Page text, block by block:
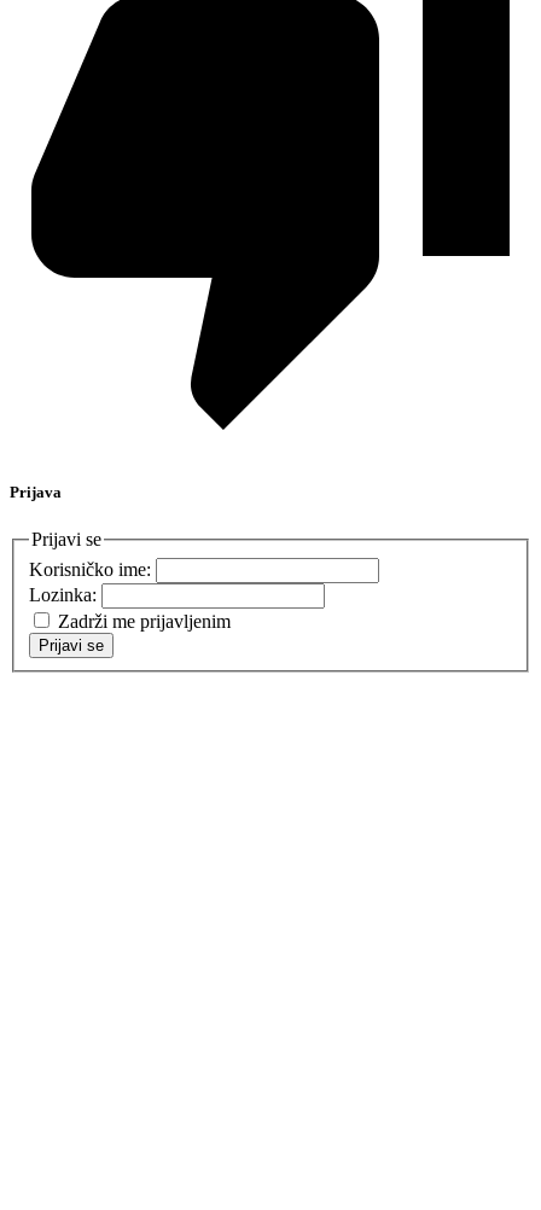
Prijava
Prijavi se
Korisničko ime:
Lozinka:
Zadrži me prijavljenim
Prijavi se